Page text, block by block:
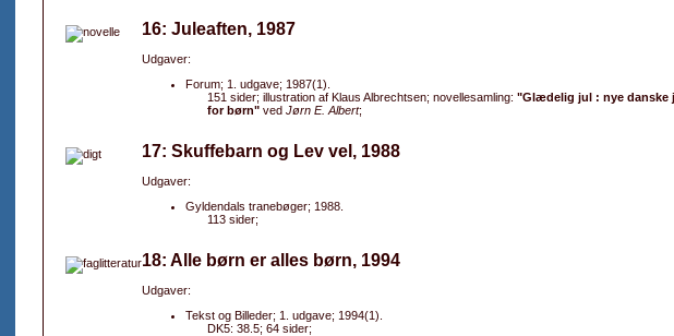
16: Juleaften, 1987
Udgaver:
Forum; 1. udgave; 1987(1).
151 sider; illustration af Klaus Albrechtsen; novellesamling: "Glædelig jul : nye
for børn" ved Jørn E. Albert;
17: Skuffebarn og Lev vel, 1988
Udgaver:
Gyldendals tranebøger; 1988.
113 sider;
18: Alle børn er alles børn, 1994
Udgaver:
Tekst og Billeder; 1. udgave; 1994(1).
DK5: 38.5; 64 sider;